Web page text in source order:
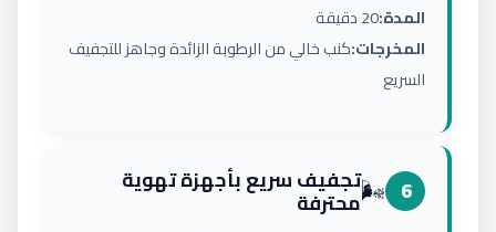
المدة:20 دقيقة
المخرجات:كنب خالي من الرطوبة الزائدة وجاهز للتجفيف
السريع
6
🌬️تجفيف سريع بأجهزة تهوية
محترفة